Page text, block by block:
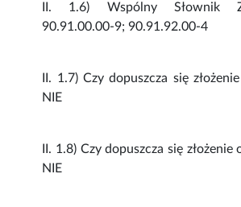
II. 1.6) Wspólny Słownik
90.91.00.00-9; 90.91.92.00-4
II. 1.7) Czy dopuszcza się
NIE
II. 1.8) Czy dopuszcza się
NIE